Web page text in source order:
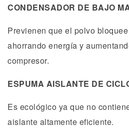
CONDENSADOR DE BAJO
Previenen que el polvo
ahorrando energía y
compresor.
ESPUMA AISLANTE DE
Es ecológico ya que no
aislante altamente eficiente.